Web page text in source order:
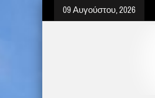
09 Αυγούστου, 2026